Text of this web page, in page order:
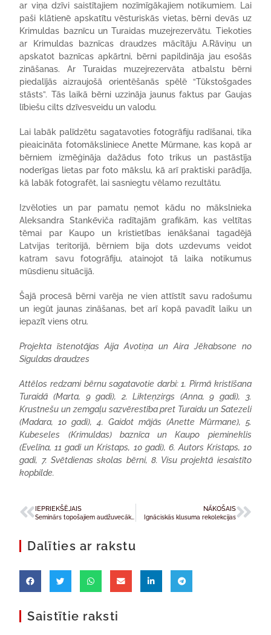
ar viņa dzīvi saistītajiem nozīmīgākajiem notikumiem. Lai
paši klātienē apskatītu vēsturiskās vietas, bērni devās uz
Krimuldas baznīcu un Turaidas muzejrezervātu. Tiekoties
ar Krimuldas baznīcas draudzes mācītāju A.Rāviņu un
apskatot baznīcas apkārtni, bērni papildināja jau esošās
zināšanas. Ar Turaidas muzejrezervāta atbalstu bērni
piedalījās aizraujošā orientēšanās spēlē “Tūkstošgades
stāsts”. Tās laikā bērni uzzināja jaunus faktus par Gaujas
lībiešu cilts dzīvesveidu un valodu.
Lai labāk palīdzētu sagatavoties fotogrāfiju radīšanai, tika
pieaicināta fotomāksliniece Anette Mūrmane, kas kopā ar
bērniem izmēģināja dažādus foto trikus un pastāstīja
noderīgas lietas par foto mākslu, kā arī praktiski parādīja,
kā labāk fotografēt, lai sasniegtu vēlamo rezultātu.
Izvēloties un par pamatu ņemot kādu no mākslnieka
Aleksandra Stankēviča radītajām grafikām, kas veltītas
tēmai par Kaupo un kristietības ienākšanai tagadējā
Latvijas teritorijā, bērniem bija dots uzdevums veidot
katram savu fotogrāfiju, atainojot tā laika notikumus
mūsdienu situācijā.
Šajā procesā bērni varēja ne vien attīstīt savu radošumu
un iegūt jaunas zināšanas, bet arī kopā pavadīt laiku un
iepazīt viens otru.
Projekta īstenotājas Aija Avotiņa un Aira Jēkabsone no
Siguldas draudzes
Attēlos redzami bērnu sagatavotie darbi: 1. Pirmā kristīšana
Turaidā (Marta, 9 gadi), 2. Likteņzirgs (Anna, 9 gadi), 3.
Krustnešu un zemgaļu sazvērestība pret Turaidu un Satezeli
(Madara, 10 gadi), 4. Gaidot mājās (Anette Mūrmane), 5.
Kubeseles (Krimuldas) baznīca un Kaupo piemineklis
(Evelīna, 11 gadi un Kristaps, 10 gadi), 6. Autors Kristaps, 10
gadi, 7. Svētdienas skolas bērni, 8. Visu projektā iesaistīto
kopbilde.
IEPRIEKŠĒJAIS NĀKOŠAIS
Ignāciskās klusuma rekolekcijas
Dalīties ar rakstu
Saistītie raksti